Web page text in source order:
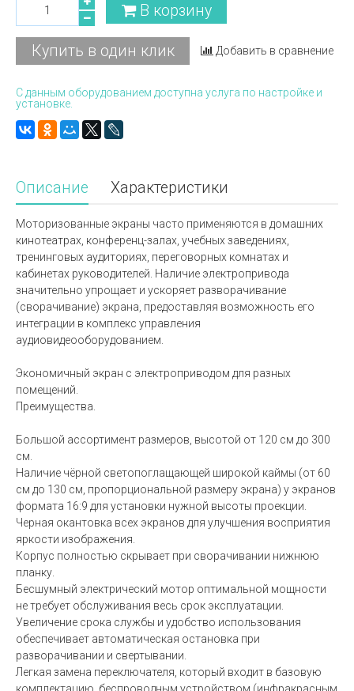
В корзину
Купить в один клик Добавить в сравнение
С данным оборудованием доступна услуга по настройке и
установке.
Описание Характеристики
Моторизованные экраны часто применяются в домашних
кинотеатрах, конференц-залах, учебных заведениях,
тренинговых аудиториях, переговорных комнатах и
кабинетах руководителей. Наличие электропривода
значительно упрощает и ускоряет разворачивание
(сворачивание) экрана, предоставляя возможность его
интеграции в комплекс управления
аудиовидеооборудованием.
Экономичный экран с электроприводом для разных
помещений.
Преимущества.
Большой ассортимент размеров, высотой от 120 см до 300
см.
Наличие чёрной светопоглащающей широкой каймы (от 60
см до 130 см, пропорциональной размеру экрана) у экранов
формата 16:9 для установки нужной высоты проекции.
Черная окантовка всех экранов для улучшения восприятия
яркости изображения.
Корпус полностью скрывает при сворачивании нижнюю
планку.
Бесшумный электрический мотор оптимальной мощности
не требует обслуживания весь срок эксплуатации.
Увеличение срока службы и удобство использования
обеспечивает автоматическая остановка при
разворачивании и свертывании.
Легкая замена переключателя, который входит в базовую
комплектацию, беспроводным устройством (инфракрасным